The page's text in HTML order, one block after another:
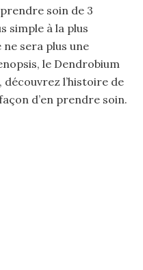
soin de 3
simple à la plus
sera plus une
le Dendrobium
l’histoire de
d’en prendre soin.